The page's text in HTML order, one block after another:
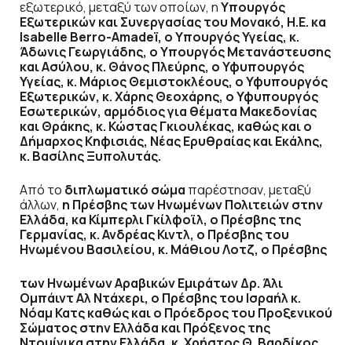
εξωτερικό, μεταξύ των οποίων, ηΥπουργός
Εξωτερικών και Συνεργασίας του Μονακό, H.Ε. κα
Isabelle Berro-Amadeï, ο Υπουργός Υγείας, κ.
Άδωνις Γεωργιάδης, ο Υπουργός Μετανάστευσης
και Ασύλου, κ. Θάνος Πλεύρης, ο Υφυπουργός
Υγείας, κ. Μάριος Θεμιστοκλέους, ο Υφυπουργός
Εξωτερικών, κ. Χάρης Θεοχάρης, ο Υφυπουργός
Εσωτερικών, αρμόδιος για θέματα Μακεδονίας
και Θράκης, κ. Κώστας Γκιουλέκας, καθώς και ο
Δήμαρχος Κηφισιάς, Νέας Ερυθραίας και Εκάλης,
κ. Βασίλης Ξυπολυτάς.
Από το διπλωματικό σώμα παρέστησαν, μεταξύ
άλλων, η Πρέσβης των Ηνωμένων Πολιτειών στην
Ελλάδα, κα Κίμπερλι Γκίλφοϊλ, ο Πρέσβης της
Γερμανίας, κ. Ανδρέας Κιντλ, ο Πρέσβης του
Ηνωμένου Βασιλείου, κ. Μάθιου Λοτζ, ο Πρέσβης
των Ηνωμένων Αραβικών Εμιράτων Δρ. Άλι
Ομπάιντ Αλ Ντάχερι, ο Πρέσβης του Ισραήλ κ.
Νόαμ Κατς καθώς και ο Πρόεδρος του Προξενικού
Σώματος στην Ελλάδα και Πρόξενος της